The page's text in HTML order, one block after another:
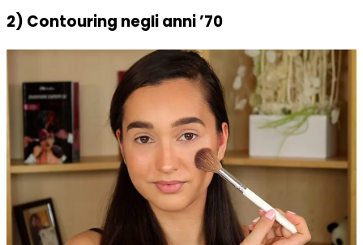
2) Contouring negli anni ’70